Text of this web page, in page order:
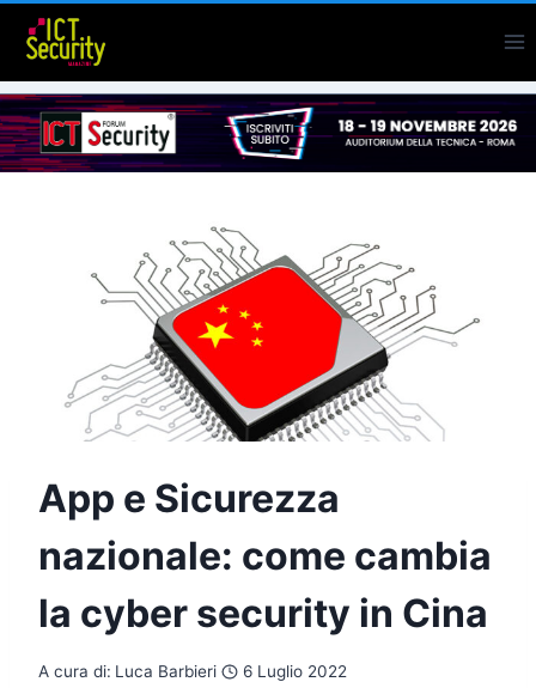
Salta
contenuto
App e Sicurezza
nazionale: come cambia
la cyber security in Cina
A cura di: Luca Barbieri 6 Luglio 2022